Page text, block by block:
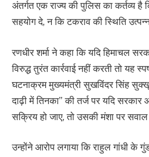
अंतर्गत एक राज्य की पुलिस का कर्तव्य है
सहयोग दे, न कि टकराव की स्थिति
रणधीर शर्मा ने कहा कि यदि हिमाचल
विरुद्ध तुरंत कार्रवाई नहीं करती तो यह
घटनाक्रम मुख्यमंत्री सुखविंदर सिंह
दाढ़ी में तिनका” की तर्ज पर यदि सरकार
सक्रिय हो जाए, तो उसकी मंशा पर सवाल
उन्होंने आरोप लगाया कि राहुल गांधी के